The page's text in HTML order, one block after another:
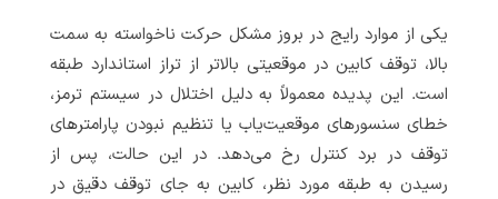
یکی از موارد رایج در بروز مشکل حرکت ناخواسته به سمت
بالا، توقف کابین در موقعیتی بالاتر از تراز استاندارد طبقه
است. این پدیده معمولاً به دلیل اختلال در سیستم ترمز،
خطای سنسورهای موقعیت‌یاب یا تنظیم نبودن پارامترهای
توقف در برد کنترل رخ می‌دهد. در این حالت، پس از
رسیدن به طبقه مورد نظر، کابین به جای توقف دقیق در